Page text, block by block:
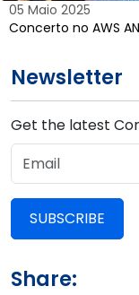
05 Maio 2025
Concerto no AWS
Newsletter
Get the latest
SUBSCRIBE
Share: